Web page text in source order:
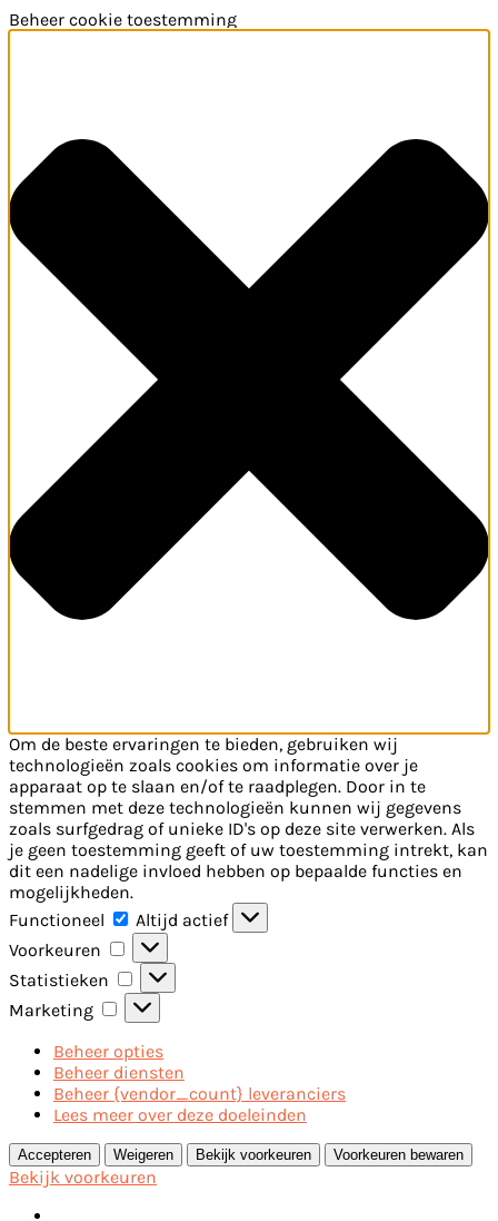
Beheer cookie toestemming
Om de beste ervaringen te bieden, gebruiken wij
technologieën zoals cookies om informatie over je
apparaat op te slaan en/of te raadplegen. Door in te
stemmen met deze technologieën kunnen wij gegevens
zoals surfgedrag of unieke ID's op deze site verwerken. Als
je geen toestemming geeft of uw toestemming intrekt, kan
dit een nadelige invloed hebben op bepaalde functies en
mogelijkheden.
Functioneel
Functioneel
Altijd actief
Voorkeuren
Voorkeuren
Statistieken
Statistieken
Marketing
Marketing
Beheer opties
Beheer diensten
Beheer {vendor_count} leveranciers
Lees meer over deze doeleinden
Accepteren Weigeren Bekijk voorkeuren Voorkeuren bewaren
Bekijk voorkeuren